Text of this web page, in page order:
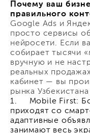
Почему ваш
правильного
Google Ads и
просто сервисы
нейросети. Если
собирает тысячи
вручную и не
реальных
кабинет — вы
рынка
1. Mobile First:
приходят со
адаптивные
занимают весь